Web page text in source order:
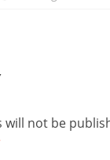
will not be